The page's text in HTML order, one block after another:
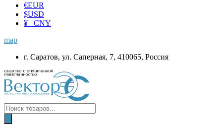
€EUR
$USD
¥ CNY
map
г. Саратов, ул. Саперная, 7, 410065, Россия